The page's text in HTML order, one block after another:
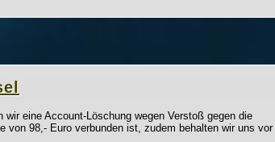
eine Account-Löschung wegen Verstoß gegen die
von 98,- Euro verbunden ist, zudem behalten wir uns vor